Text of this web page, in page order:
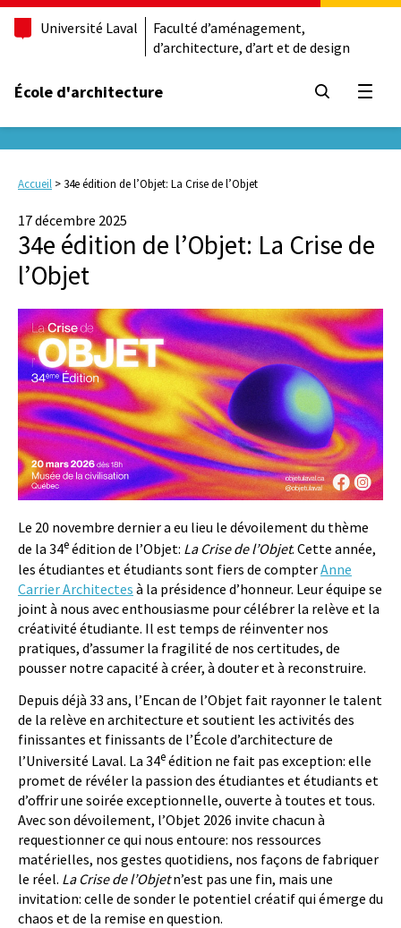
Université Laval
Faculté d’aménagement,
d’architecture, d’art et de design
École d'architecture
Accueil > 34e édition de l’Objet: La Crise de l’Objet
17 décembre 2025
34e édition de l’Objet: La Crise de
l’Objet
Le 20 novembre dernier a eu lieu le dévoilement du thème
de la 34eédition de l’Objet: La Crise de l’Objet. Cette année,
les étudiantes et étudiants sont fiers de compterAnne
Carrier Architectes à la présidence d’honneur. Leur équipe se
joint à nous avec enthousiasme pour célébrer la relève et la
créativité étudiante. Il est temps de réinventer nos
pratiques, d’assumer la fragilité de nos certitudes, de
pousser notre capacité à créer, à douter et à reconstruire.
Depuis déjà 33 ans, l’Encan de l’Objet fait rayonner le talent
de la relève en architecture et soutient les activités des
finissantes et finissants de l’École d’architecture de
l’Université Laval. La 34eédition ne fait pas exception: elle
promet de révéler la passion des étudiantes et étudiants et
d’offrir une soirée exceptionnelle, ouverte à toutes et tous.
Avec son dévoilement, l’Objet 2026 invite chacun à
requestionner ce qui nous entoure: nos ressources
matérielles, nos gestes quotidiens, nos façons de fabriquer
le réel. La Crise de l’Objetn’est pas une fin, mais une
invitation: celle de sonder le potentiel créatif qui émerge du
chaos et de la remise en question.